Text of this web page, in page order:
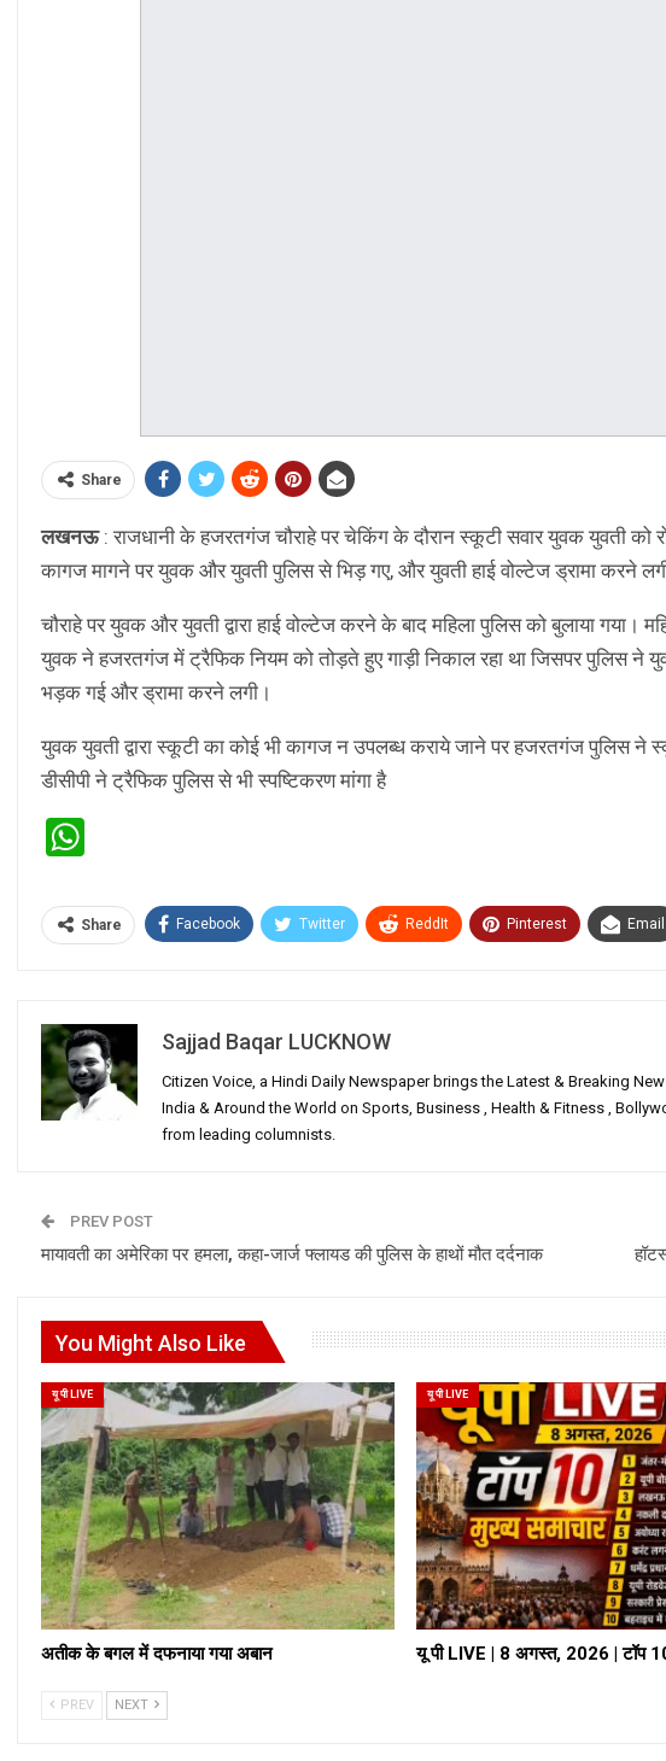
Share
लखनऊ: राजधानी के हजरतगंज चौराहे पर चेकिंग के दौरान स्कूटी सवार युवक युवती को
कागज मागने पर युवक और युवती पुलिस से भिड़ गए, और युवती हाई वोल्टेज ड्रामा करने
चौराहे पर युवक और युवती द्वारा हाई वोल्टेज करने के बाद महिला पुलिस को बुलाया गया।
युवक ने हजरतगंज में ट्रैफिक नियम को तोड़ते हुए गाड़ी निकाल रहा था जिसपर पुलिस ने
भड़क गई और ड्रामा करने लगी।
युवक युवती द्वारा स्कूटी का कोई भी कागज न उपलब्ध कराये जाने पर हजरतगंज पुलिस
डीसीपी ने ट्रैफिक पुलिस से भी स्पष्टिकरण मांगा है
Share Facebook Twitter ReddIt Pinterest Email
Sajjad Baqar LUCKNOW
Citizen Voice, a Hindi Daily Newspaper brings the Latest & Breaking
India & Around the World on Sports, Business , Health & Fitness ,
from leading columnists.
PREV POST
मायावती का अमेरिका पर हमला, कहा-जार्ज फ्लायड की पुलिस के हाथों मौत दर्दनाक
You Might Also Like
यू पी LIVE
अतीक के बगल में दफनाया गया अबान
यू पी LIVE
यू पी LIVE | 8 अगस्त, 2026 | टॉप
PREV NEXT